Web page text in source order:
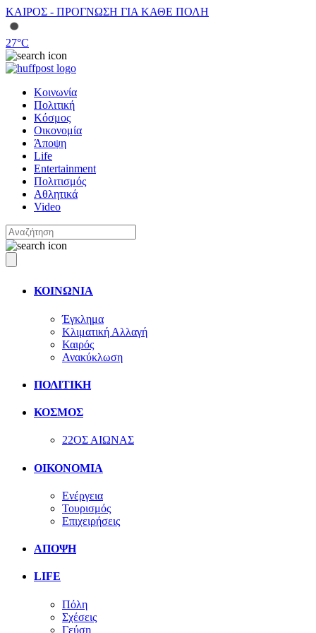
ΚΑΙΡΟΣ - ΠΡΟΓΝΩΣΗ ΓΙΑ ΚΑΘΕ ΠΟΛΗ
27°C
Κοινωνία
Πολιτική
Κόσμος
Οικονομία
Άποψη
Life
Entertainment
Πολιτισμός
Αθλητικά
Video
ΚΟΙΝΩΝΙΑ
Έγκλημα
Κλιματική Αλλαγή
Καιρός
Ανακύκλωση
ΠΟΛΙΤΙΚΗ
ΚΟΣΜΟΣ
22ΟΣ ΑΙΩΝΑΣ
ΟΙΚΟΝΟΜΙΑ
Ενέργεια
Τουρισμός
Επιχειρήσεις
ΑΠΟΨΗ
LIFE
Πόλη
Σχέσεις
Γεύση